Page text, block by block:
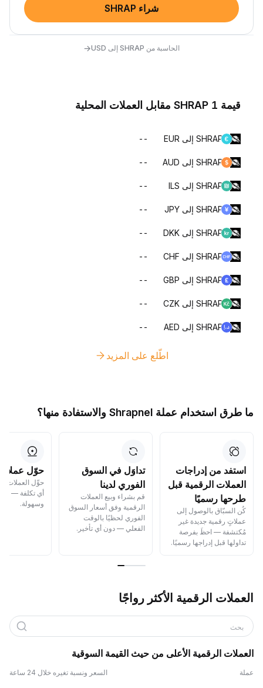
شراء SHRAP
الحاسبة من SHRAP إلى USD →
قيمة 1 SHRAP مقابل العملات المحلية
SHRAP إلى EUR --
SHRAP إلى AUD --
SHRAP إلى ILS --
SHRAP إلى JPY --
SHRAP إلى DKK --
SHRAP إلى CHF --
SHRAP إلى GBP --
SHRAP إلى CZK --
SHRAP إلى AED --
اطّلع على المزيد
ما طرق استخدام عملة Shrapnel والاستفادة منها؟
استفد من إدراجات
العملات الرقمية قبل
طرحها رسميًا
كُن السبّاق بالوصول إلى
عملاتٍ رقمية جديدة غير
مُكتشفة — احظَ بفرصة
تداولها قبل إدراجها رسميًا.
تداوَل في السوق
الفوري لدينا
قم بشراء وبيع العملات
الرقمية وفق أسعار السوق
الفوري لحظيًا بالوقت
الفعلي — دون أي تأخير.
حوّل
حوِّل العملات
أي تكلفة —
وسهولة.
العملات الرقمية الأكثر رواجًا
بحث
العملات الرقمية الأعلى من حيث القيمة السوقية
عملة السعر ونسبة تغيره خلال 24 ساعة